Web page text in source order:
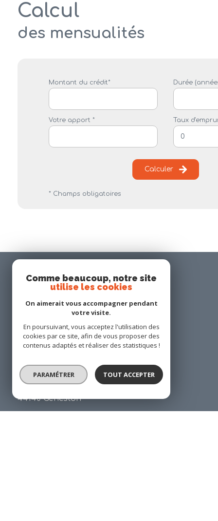
Calcul
des mensualités
Montant du crédit* Durée
Votre apport * Taux
Calculer
* Champs obligatoires
ANP IMMOBILIER
02 40 65 95 03
contact@anp-immobilier.com
34 place Georges Gaudet
44140 Geneston
Comme beaucoup, notre site
utilise les cookies
On aimerait vous accompagner pendant
votre visite.
En poursuivant, vous acceptez l'utilisation des
cookies par ce site, afin de vous proposer des
contenus adaptés et réaliser des statistiques !
PARAMÉTRER TOUT ACCEPTER